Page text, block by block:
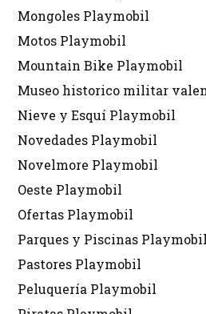
Mongoles Playmobil
Motos Playmobil
Mountain Bike Playmobil
Museo historico militar
Nieve y Esquí Playmobil
Novedades Playmobil
Novelmore Playmobil
Oeste Playmobil
Ofertas Playmobil
Parques y Piscinas Playmobil
Pastores Playmobil
Peluquería Playmobil